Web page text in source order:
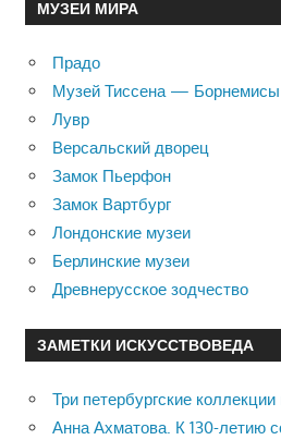
МУЗЕИ МИРА
Прадо
Музей Тиссена — Борнемисы
Лувр
Версальский дворец
Замок Пьерфон
Замок Вартбург
Лондонские музеи
Берлинские музеи
Древнерусское зодчество
ЗАМЕТКИ ИСКУССТВОВЕДА
Три петербургские
Анна Ахматова. К 130-летию